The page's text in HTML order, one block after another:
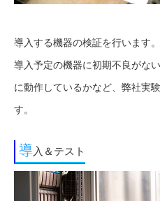
導入する機器の検証を行います。
導入予定の機器に初期不良がな
に動作しているかなど、弊社実
す。
導入＆テスト